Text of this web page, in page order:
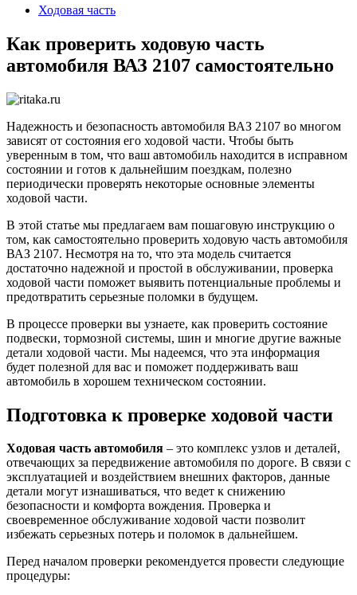
Ходовая часть
Как проверить ходовую часть
автомобиля ВАЗ 2107 самостоятельно
Надежность и безопасность автомобиля ВАЗ 2107 во многом
зависят от состояния его ходовой части. Чтобы быть
уверенным в том, что ваш автомобиль находится в исправном
состоянии и готов к дальнейшим поездкам, полезно
периодически проверять некоторые основные элементы
ходовой части.
В этой статье мы предлагаем вам пошаговую инструкцию о
том, как самостоятельно проверить ходовую часть автомобиля
ВАЗ 2107. Несмотря на то, что эта модель считается
достаточно надежной и простой в обслуживании, проверка
ходовой части поможет выявить потенциальные проблемы и
предотвратить серьезные поломки в будущем.
В процессе проверки вы узнаете, как проверить состояние
подвески, тормозной системы, шин и многие другие важные
детали ходовой части. Мы надеемся, что эта информация
будет полезной для вас и поможет поддерживать ваш
автомобиль в хорошем техническом состоянии.
Подготовка к проверке ходовой части
Ходовая часть автомобиля – это комплекс узлов и деталей,
отвечающих за передвижение автомобиля по дороге. В связи с
эксплуатацией и воздействием внешних факторов, данные
детали могут изнашиваться, что ведет к снижению
безопасности и комфорта вождения. Проверка и
своевременное обслуживание ходовой части позволит
избежать серьезных потерь и поломок в дальнейшем.
Перед началом проверки рекомендуется провести следующие
процедуры: